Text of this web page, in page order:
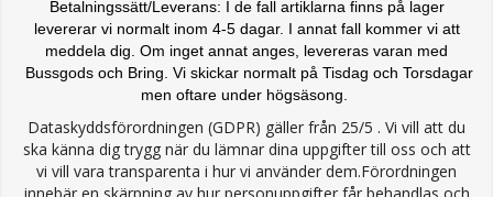
Betalningssätt/Leverans: I de fall artiklarna finns på lager
levererar vi normalt inom 4-5 dagar. I annat fall kommer vi att
meddela dig. Om inget annat anges, levereras varan med
Bussgods och Bring. Vi skickar normalt på Tisdag och Torsdagar
men oftare under högsäsong.
Dataskyddsförordningen (GDPR) gäller från 25/5 . Vi vill att du
ska känna dig trygg när du lämnar dina uppgifter till oss och att
vi vill vara transparenta i hur vi använder dem.Förordningen
innebär en skärpning av hur personuppgifter får behandlas och